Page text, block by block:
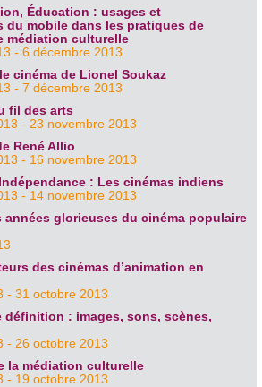
Éducation : usages et
du mobile dans les pratiques de
médiation culturelle
- 6 décembre 2013
cinéma de Lionel Soukaz
- 7 décembre 2013
fil des arts
- 23 novembre 2013
René Allio
- 16 novembre 2013
: Les cinémas indiens
- 14 novembre 2013
années glorieuses du cinéma populaire
des cinémas d’animation en
- 31 octobre 2013
définition : images, sons, scènes,
- 26 octobre 2013
la médiation culturelle
- 19 octobre 2013